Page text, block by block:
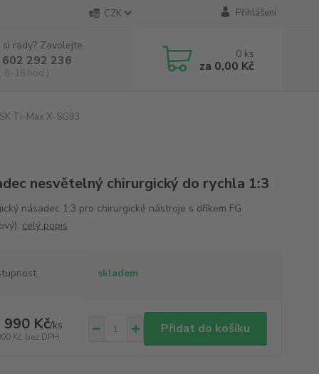
CZK Přihlášení
rady? Zavolejte.
292 236
8-16 hod.)
0 ks
za 0,00 Kč
Ti-Max X-SG93
nesvětelný chirurgický do rychla 1:3
násadec 1:3 pro chirurgické nástroje s dříkem FG
celý popis
skladem
990 Kč/ks
Kč bez DPH
Přidat do košíku